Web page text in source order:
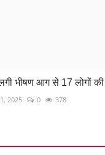
भीषण आग से 17 लोगों
2025 0 378